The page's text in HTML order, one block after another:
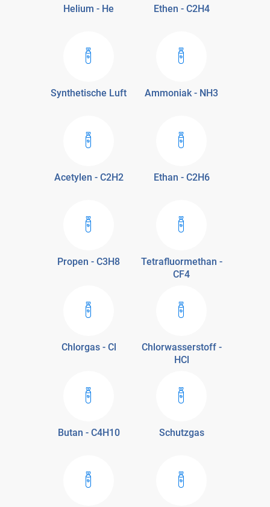
Helium - He Ethen - C2H4
Synthetische Luft Ammoniak - NH3
Acetylen - C2H2 Ethan - C2H6
Propen - C3H8
Tetrafluormethan -
CF4
Chlorgas - Cl
Chlorwasserstoff -
HCl
Butan - C4H10 Schutzgas